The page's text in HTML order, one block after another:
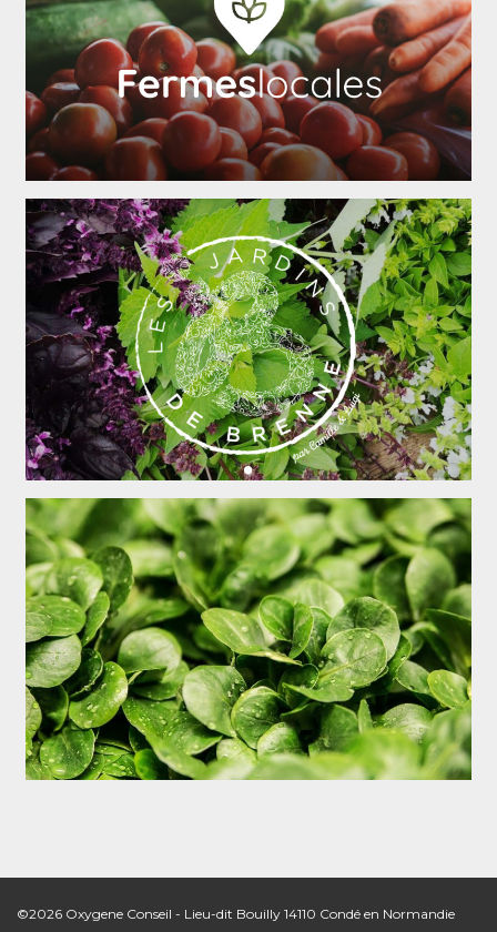
©2026 Oxygene Conseil - Lieu-dit Bouilly 14110 Condé en Normandie